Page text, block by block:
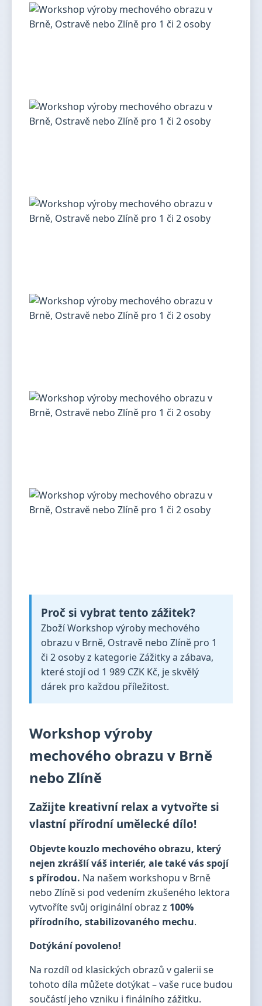
Proč si vybrat tento zážitek?
Zboží Workshop výroby mechového
obrazu v Brně, Ostravě nebo Zlíně pro 1
či 2 osoby z kategorie Zážitky a zábava,
které stojí od 1 989 CZK Kč, je skvělý
dárek pro každou příležitost.
Workshop výroby
mechového obrazu v Brně
nebo Zlíně
Zažijte kreativní relax a vytvořte si
vlastní přírodní umělecké dílo!
Objevte kouzlo mechového obrazu, který
nejen zkrášlí váš interiér, ale také vás spojí
s přírodou. Na našem workshopu v Brně
nebo Zlíně si pod vedením zkušeného lektora
vytvoříte svůj originální obraz z 100%
přírodního, stabilizovaného mechu.
Dotýkání povoleno!
Na rozdíl od klasických obrazů v galerii se
tohoto díla můžete dotýkat – vaše ruce budou
součástí jeho vzniku i finálního zážitku.